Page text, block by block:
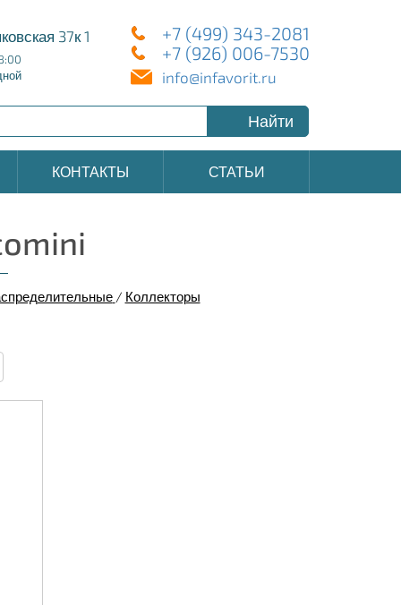
37к 1
+7 (499) 343-2081
+7 (926) 006-7530
info@infavorit.ru
Найти
КОНТАКТЫ СТАТЬИ
/ Коллекторы